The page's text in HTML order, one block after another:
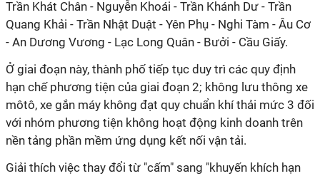
Trần Khát Chân - Nguyễn Khoái - Trần Khánh Dư - Trần
Quang Khải - Trần Nhật Duật - Yên Phụ - Nghi Tàm - Âu Cơ
- An Dương Vương - Lạc Long Quân - Bưởi - Cầu Giấy.
Ở giai đoạn này, thành phố tiếp tục duy trì các quy định
hạn chế phương tiện của giai đoạn 2; không lưu thông xe
môtô, xe gắn máy không đạt quy chuẩn khí thải mức 3 đối
với nhóm phương tiện không hoạt động kinh doanh trên
nền tảng phần mềm ứng dụng kết nối vận tải.
Giải thích việc thay đổi từ "cấm" sang "khuyến khích hạn